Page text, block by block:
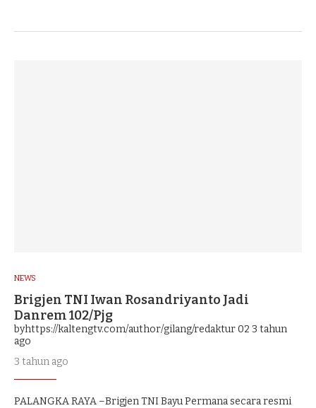
NEWS
Brigjen TNI Iwan Rosandriyanto Jadi
Danrem 102/Pjg
byhttps://kaltengtv.com/author/gilang/redaktur 02 3 tahun
ago
3 tahun ago
PALANGKA RAYA –Brigjen TNI Bayu Permana secara resmi